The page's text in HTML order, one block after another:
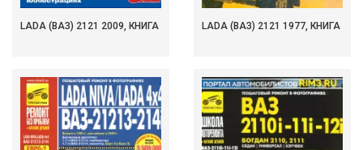
LADA (ВАЗ) 2121 2009, КНИГА LADA (ВАЗ) 2121 1977, КНИГА